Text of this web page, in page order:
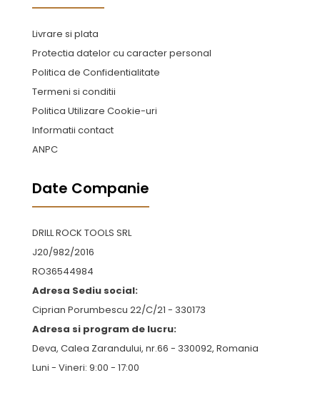
Livrare si plata
Protectia datelor cu caracter personal
Politica de Confidentialitate
Termeni si conditii
Politica Utilizare Cookie-uri
Informatii contact
ANPC
Date Companie
DRILL ROCK TOOLS SRL
J20/982/2016
RO36544984
Adresa Sediu social:
Ciprian Porumbescu 22/C/21 - 330173
Adresa si program de lucru:
Deva, Calea Zarandului, nr.66 - 330092, Romania
Luni - Vineri: 9:00 - 17:00